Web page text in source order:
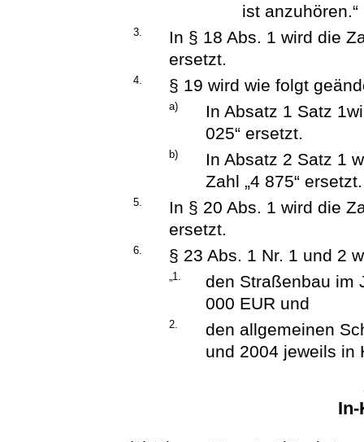
ist anzuhören.“
3.
In § 18 Abs. 1 wird die
ersetzt.
4. § 19 wird wie folgt
a)
In Absatz 1 Satz
025“ ersetzt.
b)
In Absatz 2 Satz 1
Zahl „4 875“ ersetzt.
5.
In § 20 Abs. 1 wird die
ersetzt.
6. § 23 Abs. 1 Nr. 1 und 2
„1.
den Straßenbau im
000 EUR und
2.
den allgemeinen
und 2004 jeweils in